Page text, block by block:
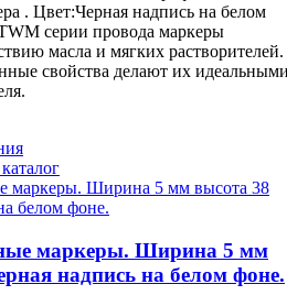
. Цвет:Черная надпись на белом
серии провода маркеры
масла и мягких растворителей.
свойства делают их
маркеры. Ширина 5 мм
надпись на белом фоне.